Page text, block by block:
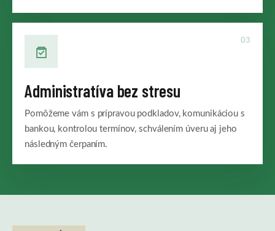
03
Administratíva bez stresu
Pomôžeme vám s prípravou podkladov, komunikáciou s
bankou, kontrolou termínov, schválením úveru aj jeho
následným čerpaním.